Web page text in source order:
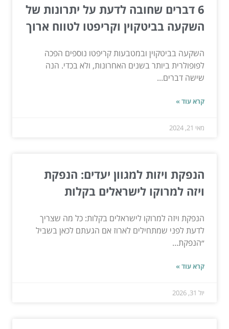
6 דברים שחובה לדעת על יתרונות של
השקעה בביטקוין וקריפטו לטווח ארוך
השקעה בביטקוין ובמטבעות קריפטו נוספים הפכה
לפופולרית ביותר בשנים האחרונות, ולא בכדי. הנה
שישה דברים...
קרא עוד »
מאי 21, 2024
הנפקת ויזות למגוון יעדים: הנפקת
ויזה למרוקו לישראלים בקלות
הנפקת ויזה למרוקו לישראלים בקלות: כל מה שצריך
לדעת לפני שמתחילים לארוז אם הגעתם לכאן בשביל
״הנפקת...
קרא עוד »
יול 31, 2026